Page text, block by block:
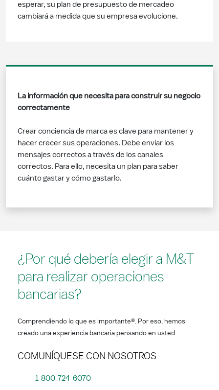
esperar, su plan de presupuesto de mercadeo
cambiará a medida que su empresa evolucione.
La información que necesita para construir su negocio
correctamente
Crear conciencia de marca es clave para mantener y
hacer crecer sus operaciones. Debe enviar los
mensajes correctos a través de los canales
correctos. Para ello, necesita un plan para saber
cuánto gastar y cómo gastarlo.
¿Por qué debería elegir a M&T
para realizar operaciones
bancarias?
Comprendiendo lo que es importante®. Por eso, hemos
creado una experiencia bancaria pensando en usted.
COMUNÍQUESE CON NOSOTROS
1-800-724-6070